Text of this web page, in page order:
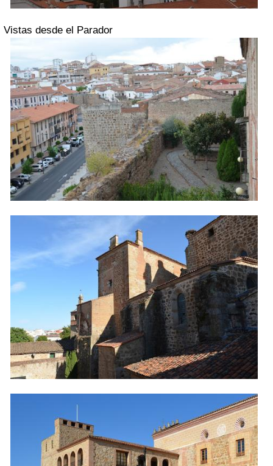
Vistas desde el Parador